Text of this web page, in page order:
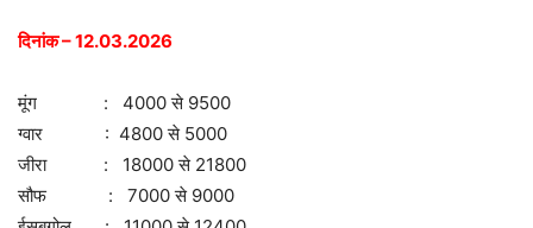
दिनांक – 12.03.2026
मूंग : 4000 से 9500
ग्वार : 4800 से 5000
जीरा : 18000 से 21800
सौफ : 7000 से 9000